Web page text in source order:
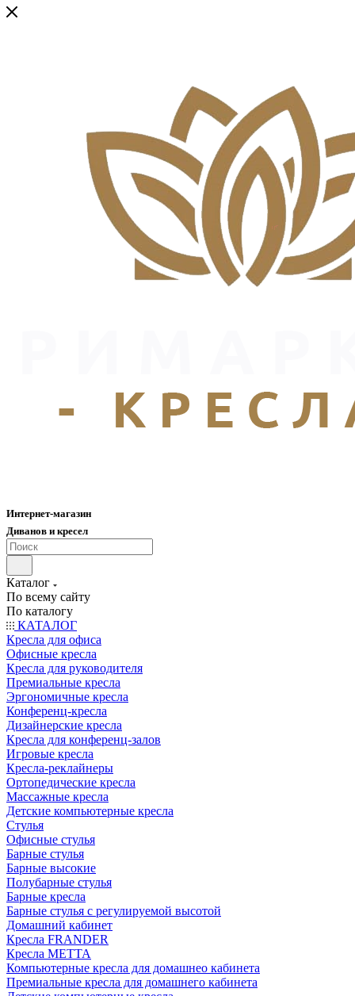
Интернет-магазин
Диванов и кресел
Каталог
По всему сайту
По каталогу
КАТАЛОГ
Кресла для офиса
Офисные кресла
Кресла для руководителя
Премиальные кресла
Эргономичные кресла
Конференц-кресла
Дизайнерские кресла
Кресла для конференц-залов
Игровые кресла
Кресла-реклайнеры
Ортопедические кресла
Массажные кресла
Детские компьютерные кресла
Стулья
Офисные стулья
Барные стулья
Барные высокие
Полубарные стулья
Барные кресла
Барные стулья с регулируемой высотой
Домашний кабинет
Кресла FRANDER
Кресла METTA
Компьютерные кресла для домашнео кабинета
Премиальные кресла для домашнего кабинета